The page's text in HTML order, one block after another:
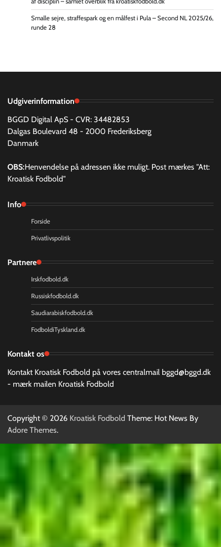
Smalle sejre, straffespark og en målfest i Pula – Second NL 2025/26,
runde 28
Udgiverinformation
BGGD Digital ApS - CVR: 34482853
Dalgas Boulevard 48 - 2000 Frederiksberg
Danmark
OBS:Henvendelse på adressen ikke muligt. Post mærkes "Att:
Kroatisk Fodbold"
Info
Forside
Privatlivspolitik
Partnere
Irskfodbold.dk
Russiskfodbold.dk
Saudiarabiskfodbold.dk
FodboldiTyskland.dk
Kontakt os
Kontakt Kroatisk Fodbold på vores centralmail bggd@bggd.dk
- mærk mailen Kroatisk Fodbold
Copyright © 2026 Kroatisk Fodbold Theme: Hot News By
Adore Themes.